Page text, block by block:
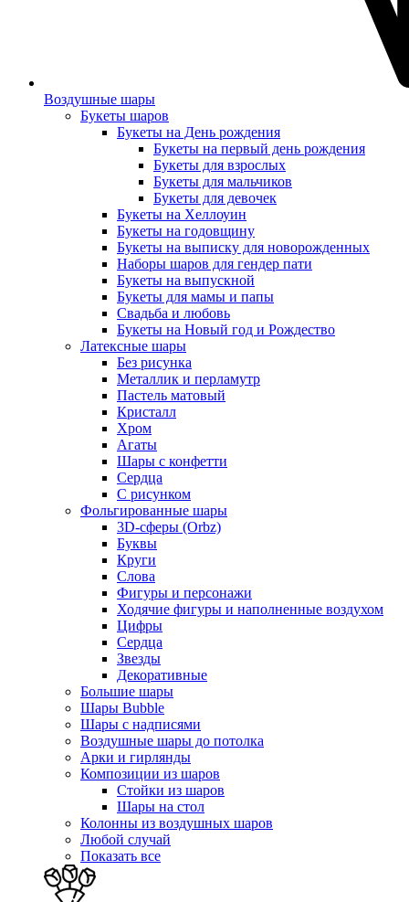
Воздушные шары
Букеты шаров
Букеты на День рождения
Букеты на первый день рождения
Букеты для взрослых
Букеты для мальчиков
Букеты для девочек
Букеты на Хеллоуин
Букеты на годовщину
Букеты на выписку для новорожденных
Наборы шаров для гендер пати
Букеты на выпускной
Букеты для мамы и папы
Свадьба и любовь
Букеты на Новый год и Рождество
Латексные шары
Без рисунка
Металлик и перламутр
Пастель матовый
Кристалл
Хром
Агаты
Шары с конфетти
Сердца
С рисунком
Фольгированные шары
3D-сферы (Orbz)
Буквы
Круги
Слова
Фигуры и персонажи
Ходячие фигуры и наполненные воздухом
Цифры
Сердца
Звезды
Декоративные
Большие шары
Шары Bubble
Шары с надписями
Воздушные шары до потолка
Арки и гирлянды
Композиции из шаров
Стойки из шаров
Шары на стол
Колонны из воздушных шаров
Любой случай
Показать все